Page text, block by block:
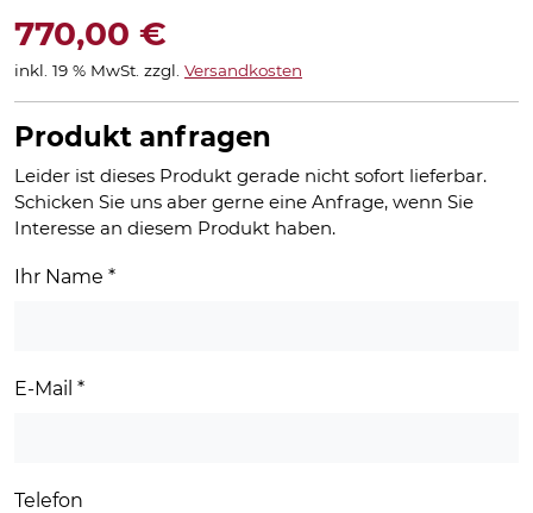
770,00 €
inkl. 19 % MwSt. zzgl. Versandkosten
Produkt anfragen
Leider ist dieses Produkt gerade nicht sofort lieferbar.
Schicken Sie uns aber gerne eine Anfrage, wenn Sie
Interesse an diesem Produkt haben.
Ihr Name *
E-Mail *
Telefon